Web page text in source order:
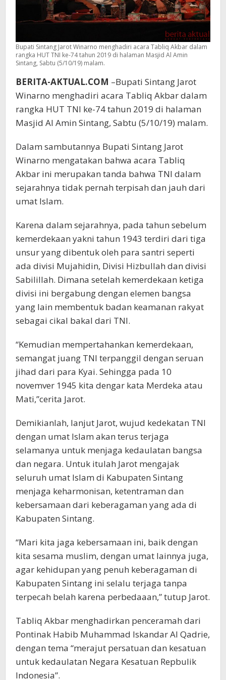
Bupati Sintang Jarot Winarno menghadiri acara Tabliq Akbar dalam
rangka HUT TNI ke-74 tahun 2019 di halaman Masjid Al Amin
Sintang, Sabtu (5/10/19) malam.
BERITA-AKTUAL.COM –Bupati Sintang Jarot
Winarno menghadiri acara Tabliq Akbar dalam
rangka HUT TNI ke-74 tahun 2019 di halaman
Masjid Al Amin Sintang, Sabtu (5/10/19) malam.
Dalam sambutannya Bupati Sintang Jarot
Winarno mengatakan bahwa acara Tabliq
Akbar ini merupakan tanda bahwa TNI dalam
sejarahnya tidak pernah terpisah dan jauh dari
umat Islam.
Karena dalam sejarahnya, pada tahun sebelum
kemerdekaan yakni tahun 1943 terdiri dari tiga
unsur yang dibentuk oleh para santri seperti
ada divisi Mujahidin, Divisi Hizbullah dan divisi
Sabilillah. Dimana setelah kemerdekaan ketiga
divisi ini bergabung dengan elemen bangsa
yang lain membentuk badan keamanan rakyat
sebagai cikal bakal dari TNI.
“Kemudian mempertahankan kemerdekaan,
semangat juang TNI terpanggil dengan seruan
jihad dari para Kyai. Sehingga pada 10
novemver 1945 kita dengar kata Merdeka atau
Mati,”cerita Jarot.
Demikianlah, lanjut Jarot, wujud kedekatan TNI
dengan umat Islam akan terus terjaga
selamanya untuk menjaga kedaulatan bangsa
dan negara. Untuk itulah Jarot mengajak
seluruh umat Islam di Kabupaten Sintang
menjaga keharmonisan, ketentraman dan
kebersamaan dari keberagaman yang ada di
Kabupaten Sintang.
“Mari kita jaga kebersamaan ini, baik dengan
kita sesama muslim, dengan umat lainnya juga,
agar kehidupan yang penuh keberagaman di
Kabupaten Sintang ini selalu terjaga tanpa
terpecah belah karena perbedaaan,” tutup Jarot.
Tabliq Akbar menghadirkan penceramah dari
Pontinak Habib Muhammad Iskandar Al Qadrie,
dengan tema “merajut persatuan dan kesatuan
untuk kedaulatan Negara Kesatuan Repbulik
Indonesia”.